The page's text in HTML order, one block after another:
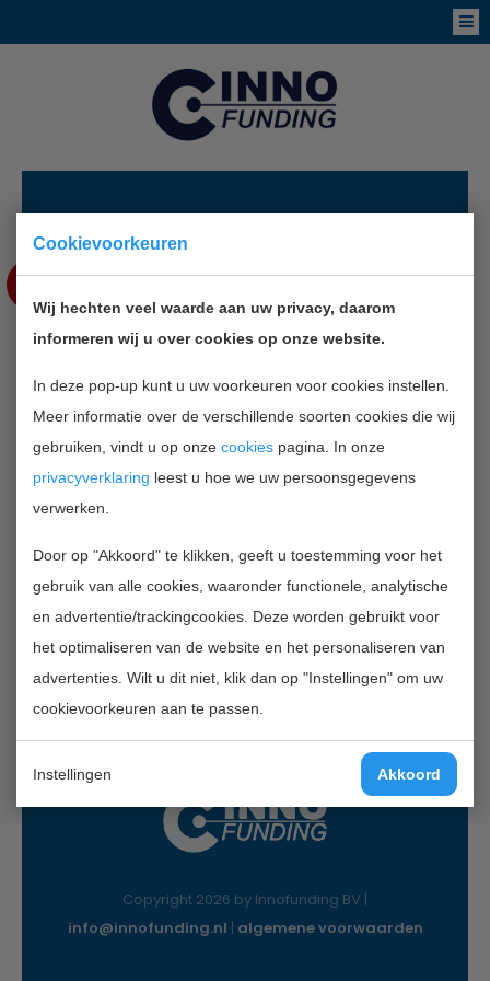
Cookievoorkeuren
Wij hechten veel waarde aan uw privacy, daarom
informeren wij u over cookies op onze website.
In deze pop-up kunt u uw voorkeuren voor cookies instellen.
Meer informatie over de verschillende soorten cookies die wij
gebruiken, vindt u op onze cookies pagina. In onze
privacyverklaring leest u hoe we uw persoonsgegevens
verwerken.
Door op "Akkoord" te klikken, geeft u toestemming voor het
gebruik van alle cookies, waaronder functionele, analytische
en advertentie/trackingcookies. Deze worden gebruikt voor
het optimaliseren van de website en het personaliseren van
advertenties. Wilt u dit niet, klik dan op "Instellingen" om uw
cookievoorkeuren aan te passen.
Instellingen Akkoord
OKT
BRABANTS TOERISME IN DE LIFT
InnoFunding B.V.
Nieuwe Gracht 7
2011 NB Haarlem
Mail:info@innofunding.nl
Copyright 2026 by Innofunding BV |
info@innofunding.nl | algemene voorwaarden